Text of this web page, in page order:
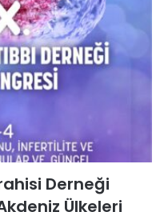
Derneği
Ülkeleri